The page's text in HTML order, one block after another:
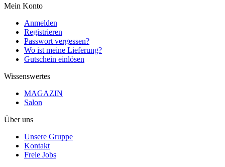
Mein Konto
Anmelden
Registrieren
Passwort vergessen?
Wo ist meine Lieferung?
Gutschein einlösen
Wissenswertes
MAGAZIN
Salon
Über uns
Unsere Gruppe
Kontakt
Freie Jobs